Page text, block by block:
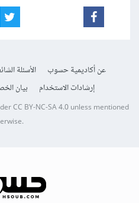
عن أكاديمية حسوب الأسئلة
إرشادات الاستخدام
بيان
CC BY-NC-SA 4.0unless mentioned